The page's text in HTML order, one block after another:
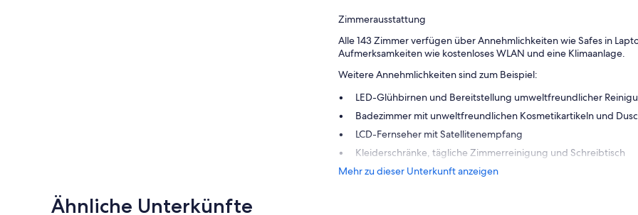
Zimmerausstattung
Alle 143 Zimmer verfügen über Annehmlichkeiten wie Safes in
Aufmerksamkeiten wie kostenloses WLAN und eine Klimaanlage.
Weitere Annehmlichkeiten sind zum Beispiel:
LED-Glühbirnen und Bereitstellung umweltfreundlicher
Badezimmer mit unweltfreundlichen Kosmetikartikeln und
LCD-Fernseher mit Satellitenempfang
Kleiderschränke, tägliche Zimmerreinigung und Schreibtisch
Mehr zu dieser Unterkunft anzeigen
Ähnliche Unterkünfte